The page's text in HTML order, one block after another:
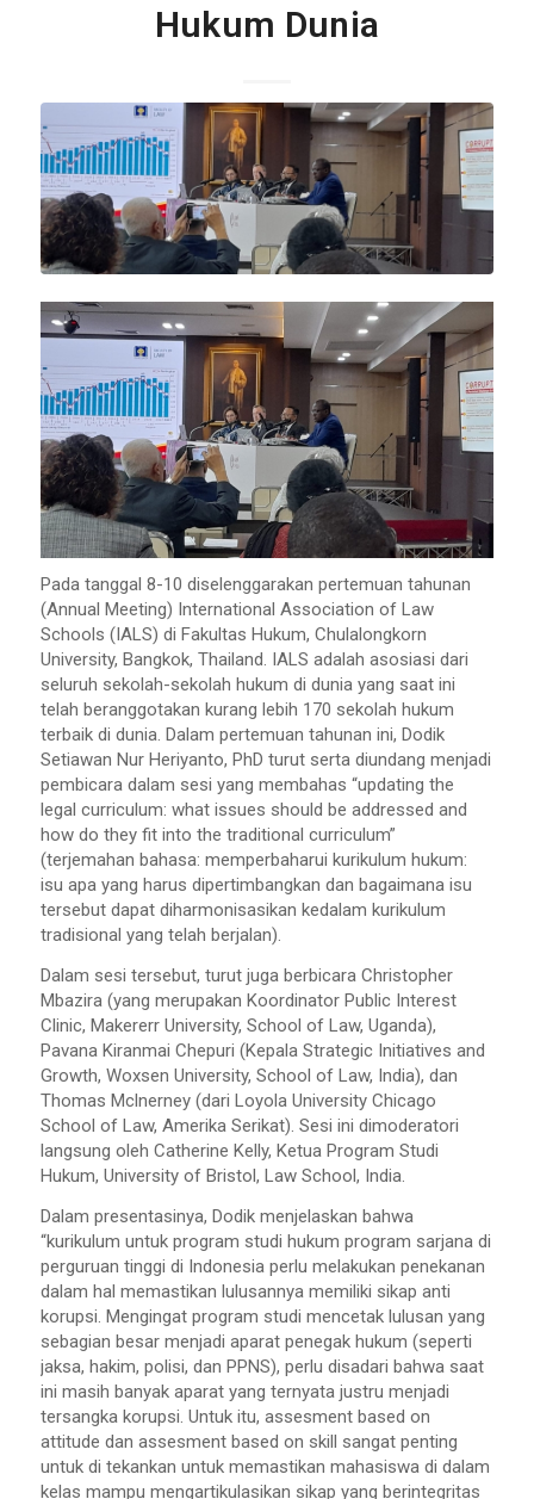
Hukum Dunia
Pada tanggal 8-10 diselenggarakan pertemuan tahunan
(Annual Meeting) International Association of Law
Schools (IALS) di Fakultas Hukum, Chulalongkorn
University, Bangkok, Thailand. IALS adalah asosiasi dari
seluruh sekolah-sekolah hukum di dunia yang saat ini
telah beranggotakan kurang lebih 170 sekolah hukum
terbaik di dunia. Dalam pertemuan tahunan ini, Dodik
Setiawan Nur Heriyanto, PhD turut serta diundang menjadi
pembicara dalam sesi yang membahas “updating the
legal curriculum: what issues should be addressed and
how do they fit into the traditional curriculum”
(terjemahan bahasa: memperbaharui kurikulum hukum:
isu apa yang harus dipertimbangkan dan bagaimana isu
tersebut dapat diharmonisasikan kedalam kurikulum
tradisional yang telah berjalan).
Dalam sesi tersebut, turut juga berbicara Christopher
Mbazira (yang merupakan Koordinator Public Interest
Clinic, Makererr University, School of Law, Uganda),
Pavana Kiranmai Chepuri (Kepala Strategic Initiatives and
Growth, Woxsen University, School of Law, India), dan
Thomas Mclnerney (dari Loyola University Chicago
School of Law, Amerika Serikat). Sesi ini dimoderatori
langsung oleh Catherine Kelly, Ketua Program Studi
Hukum, University of Bristol, Law School, India.
Dalam presentasinya, Dodik menjelaskan bahwa
“kurikulum untuk program studi hukum program sarjana di
perguruan tinggi di Indonesia perlu melakukan penekanan
dalam hal memastikan lulusannya memiliki sikap anti
korupsi. Mengingat program studi mencetak lulusan yang
sebagian besar menjadi aparat penegak hukum (seperti
jaksa, hakim, polisi, dan PPNS), perlu disadari bahwa saat
ini masih banyak aparat yang ternyata justru menjadi
tersangka korupsi. Untuk itu, assesment based on
attitude dan assesment based on skill sangat penting
untuk di tekankan untuk memastikan mahasiswa di dalam
kelas mampu mengartikulasikan sikap yang berintegritas